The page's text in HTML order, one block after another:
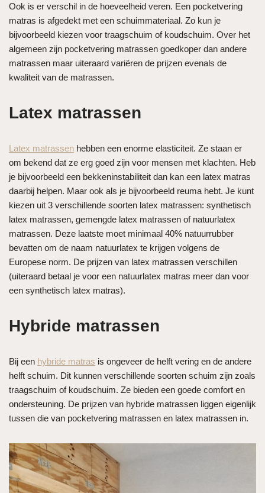
Ook is er verschil in de hoeveelheid veren. Een pocketvering
matras is afgedekt met een schuimmateriaal. Zo kun je
bijvoorbeeld kiezen voor traagschuim of koudschuim. Over het
algemeen zijn pocketvering matrassen goedkoper dan andere
matrassen maar uiteraard variëren de prijzen evenals de
kwaliteit van de matrassen.
Latex matrassen
Latex matrassen hebben een enorme elasticiteit. Ze staan er
om bekend dat ze erg goed zijn voor mensen met klachten. Heb
je bijvoorbeeld een bekkeninstabiliteit dan kan een latex matras
daarbij helpen. Maar ook als je bijvoorbeeld reuma hebt. Je kunt
kiezen uit 3 verschillende soorten latex matrassen: synthetisch
latex matrassen, gemengde latex matrassen of natuurlatex
matrassen. Deze laatste moet minimaal 40% natuurrubber
bevatten om de naam natuurlatex te krijgen volgens de
Europese norm. De prijzen van latex matrassen verschillen
(uiteraard betaal je voor een natuurlatex matras meer dan voor
een synthetisch latex matras).
Hybride matrassen
Bij een hybride matras is ongeveer de helft vering en de andere
helft schuim. Dit kunnen verschillende soorten schuim zijn zoals
traagschuim of koudschuim. Ze bieden een goede comfort en
ondersteuning. De prijzen van hybride matrassen liggen eigenlijk
tussen die van pocketvering matrassen en latex matrassen in.